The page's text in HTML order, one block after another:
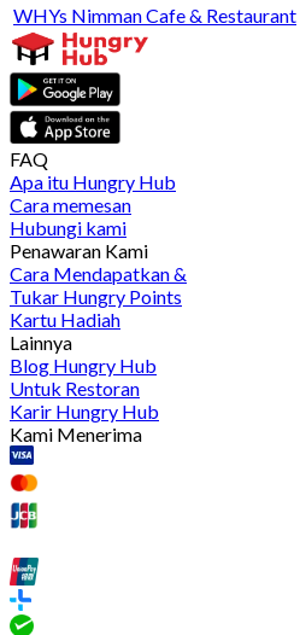
WHYs Nimman Cafe & Restaurant
FAQ
Apa itu Hungry Hub
Cara memesan
Hubungi kami
Penawaran Kami
Cara Mendapatkan &
Tukar Hungry Points
Kartu Hadiah
Lainnya
Blog Hungry Hub
Untuk Restoran
Karir Hungry Hub
Kami Menerima